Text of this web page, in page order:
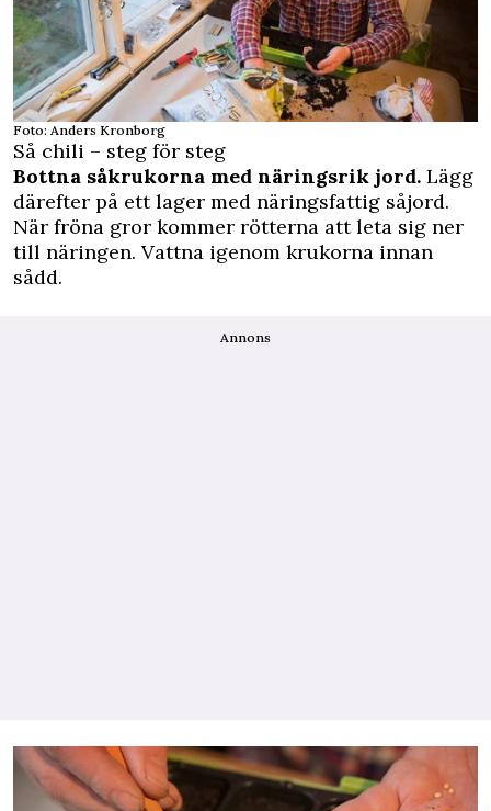
Foto: Anders Kronborg
Så chili – steg för steg
Bottna såkrukorna med näringsrik jord. Lägg
därefter på ett lager med näringsfattig såjord.
När fröna gror kommer rötterna att leta sig ner
till näringen. Vattna igenom krukorna innan
sådd.
Annons